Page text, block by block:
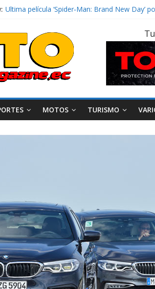
El costo de tener un vehículo gana
¿Qué puede pasar con tu vehículo si
La Vuelta al Ecuador 2026, edición 47ª,
La FEDAK recibe 12 Sinotruk Bolden para
MOTOS TURISMO
Movilidad Turismo Varios
¿Qué puede pasar con tu
vehículo si permanece
varios días sin usar?